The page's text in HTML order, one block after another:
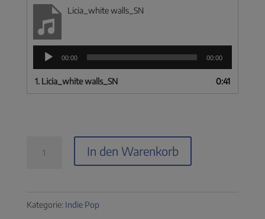
Licia_white walls_SN
Audio-
Player
00:00 00:00
1. Licia_white walls_SN 0:41
In den Warenkorb
Kategorie: Indie Pop